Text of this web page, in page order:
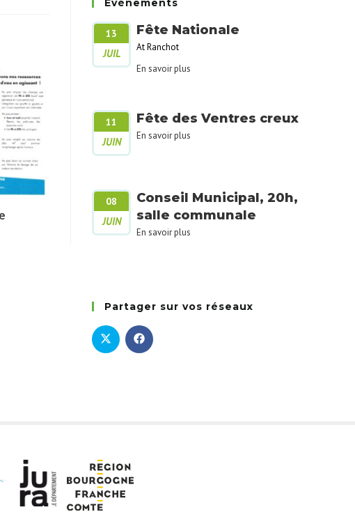
Événements
13
JUIL
Fête Nationale
At Ranchot
En savoir plus
11
JUIN
Fête des Ventres creux
En savoir plus
08
JUIN
Conseil Municipal, 20h,
salle communale
En savoir plus
Partager sur vos réseaux